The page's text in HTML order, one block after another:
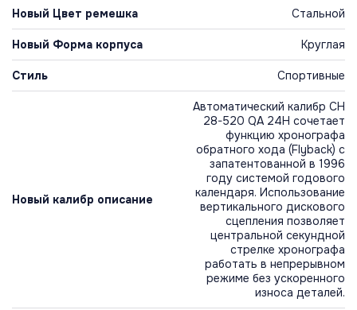
Новый Цвет ремешка Стальной
Новый Форма корпуса Круглая
Стиль Спортивные
Новый калибр описание
Автоматический калибр CH
28-520 QA 24H сочетает
функцию хронографа
обратного хода (Flyback) с
запатентованной в 1996
году системой годового
календаря. Использование
вертикального дискового
сцепления позволяет
центральной секундной
стрелке хронографа
работать в непрерывном
режиме без ускоренного
износа деталей.